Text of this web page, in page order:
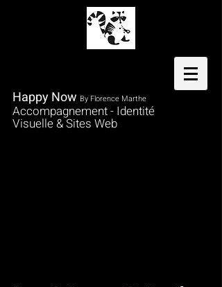
Happy Now By Florence Marthe
Accompagnement - Identité
Visuelle & Sites Web